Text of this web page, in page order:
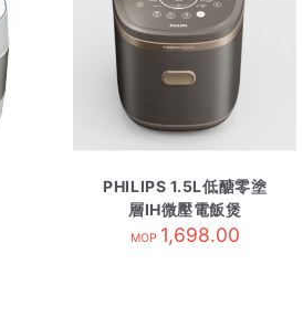
PHILIPS 1.5L低醣零塗
層IH微壓電飯煲
HD7000/90
MOP 1,698.00